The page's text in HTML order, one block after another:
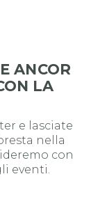
ANCOR
LA
e lasciate
nella
con
eventi.